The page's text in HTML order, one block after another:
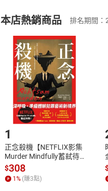
談壓力（4-上）-- 疼痛
談壓力（4-下）-- 記憶力
談壓力（5-上）-- 睡眠
談壓力（5-下）-- 老化，生育
談壓力（6-上）-- 心理影響
談壓力（6-下）-- 心理影響
醫學與生命科學（1-上）
醫學與生命科學（1-下）
醫學與生命科學（2-上）
醫學與生命科學（2-下）
(二)消費者訂購本店
且已下載/存取電子書，
退貨方式：您欲取消訂
貨」，本店鋪將依您的
請注意，樂天市場須以
挑選商品
Choose
購書後，如何開始
Step1.選擇閱讀
本店熱銷商品 排名期間
1
正念殺機【NETFLIX影集
Murder Mindfully蓄弒待
發】【電子書】
$308
1 % (賺3點)